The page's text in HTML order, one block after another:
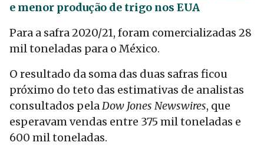
e menor produção de trigo nos EUA
Para a safra 2020/21, foram comercializadas 28
mil toneladas para o México.
O resultado da soma das duas safras ficou
próximo do teto das estimativas de analistas
consultados pelaDow Jones Newswires, que
esperavam vendas entre 375 mil toneladas e
600 mil toneladas.